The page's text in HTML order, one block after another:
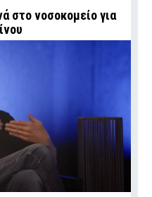
στο νοσοκομείο για